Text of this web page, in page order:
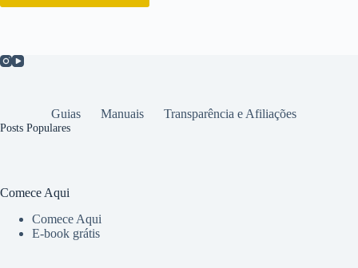
Guias Manuais Transparência e Afiliações
Posts Populares
Comece Aqui
Comece Aqui
E-book grátis